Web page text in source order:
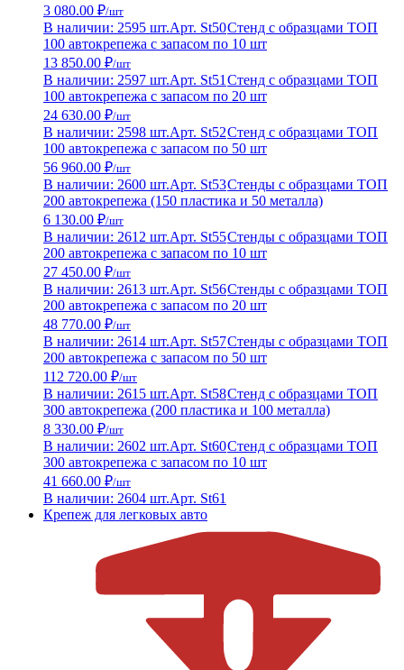
3 080.00 ₽/шт
В наличии: 2595 шт.Арт. St50Стенд с образцами ТОП
100 автокрепежа с запасом по 10 шт
13 850.00 ₽/шт
В наличии: 2597 шт.Арт. St51 Стенд с образцами ТОП
100 автокрепежа с запасом по 20 шт
24 630.00 ₽/шт
В наличии: 2598 шт.Арт. St52Стенд с образцами ТОП
100 автокрепежа с запасом по 50 шт
56 960.00 ₽/шт
В наличии: 2600 шт.Арт. St53Стенды с образцами ТОП
200 автокрепежа (150 пластика и 50 металла)
6 130.00 ₽/шт
В наличии: 2612 шт.Арт. St55Стенды с образцами ТОП
200 автокрепежа с запасом по 10 шт
27 450.00 ₽/шт
В наличии: 2613 шт.Арт. St56Стенды с образцами ТОП
200 автокрепежа с запасом по 20 шт
48 770.00 ₽/шт
В наличии: 2614 шт.Арт. St57Стенды с образцами ТОП
200 автокрепежа с запасом по 50 шт
112 720.00 ₽/шт
В наличии: 2615 шт.Арт. St58Стенд с образцами ТОП
300 автокрепежа (200 пластика и 100 металла)
8 330.00 ₽/шт
В наличии: 2602 шт.Арт. St60Стенд с образцами ТОП
300 автокрепежа с запасом по 10 шт
41 660.00 ₽/шт
В наличии: 2604 шт.Арт. St61
Крепеж для легковых авто